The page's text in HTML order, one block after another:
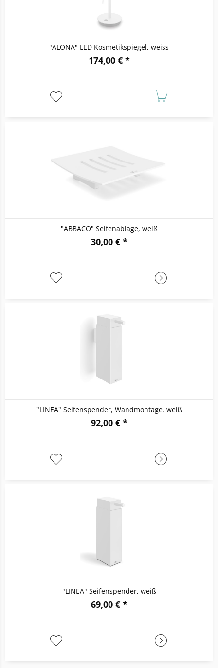
"ALONA" LED Kosmetikspiegel, weiss
174,00 € *
"ABBACO" Seifenablage, weiß
30,00 € *
"LINEA" Seifenspender, Wandmontage, weiß
92,00 € *
"LINEA" Seifenspender, weiß
69,00 € *